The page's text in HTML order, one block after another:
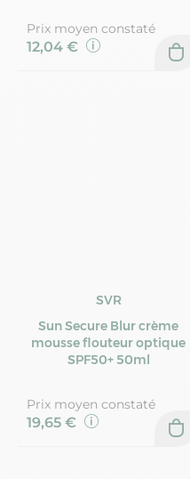
Prix moyen constaté
12,04 €
SVR
Sun Secure Blur crème
mousse flouteur optique
SPF50+ 50ml
Prix moyen constaté
19,65 €